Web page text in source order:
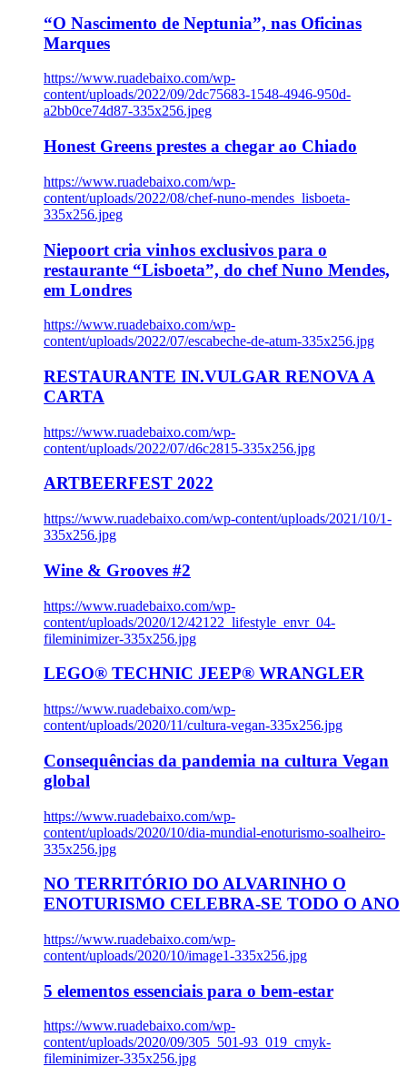
“O Nascimento de Neptunia”, nas Oficinas
Marques
https://www.ruadebaixo.com/wp-
content/uploads/2022/09/2dc75683-1548-4946-950d-
a2bb0ce74d87-335x256.jpeg
Honest Greens prestes a chegar ao Chiado
https://www.ruadebaixo.com/wp-
content/uploads/2022/08/chef-nuno-mendes_lisboeta-
335x256.jpeg
Niepoort cria vinhos exclusivos para o
restaurante “Lisboeta”, do chef Nuno Mendes,
em Londres
https://www.ruadebaixo.com/wp-
content/uploads/2022/07/escabeche-de-atum-335x256.jpg
RESTAURANTE IN.VULGAR RENOVA A
CARTA
https://www.ruadebaixo.com/wp-
content/uploads/2022/07/d6c2815-335x256.jpg
ARTBEERFEST 2022
https://www.ruadebaixo.com/wp-content/uploads/2021/10/1-
335x256.jpg
Wine & Grooves #2
https://www.ruadebaixo.com/wp-
content/uploads/2020/12/42122_lifestyle_envr_04-
fileminimizer-335x256.jpg
LEGO® TECHNIC JEEP® WRANGLER
https://www.ruadebaixo.com/wp-
content/uploads/2020/11/cultura-vegan-335x256.jpg
Consequências da pandemia na cultura Vegan
global
https://www.ruadebaixo.com/wp-
content/uploads/2020/10/dia-mundial-enoturismo-soalheiro-
335x256.jpg
NO TERRITÓRIO DO ALVARINHO O
ENOTURISMO CELEBRA-SE TODO O ANO
https://www.ruadebaixo.com/wp-
content/uploads/2020/10/image1-335x256.jpg
5 elementos essenciais para o bem-estar
https://www.ruadebaixo.com/wp-
content/uploads/2020/09/305_501-93_019_cmyk-
fileminimizer-335x256.jpg